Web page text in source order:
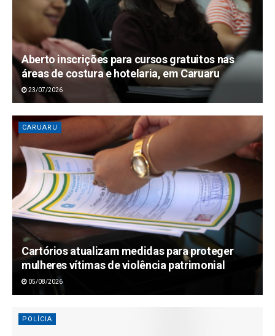
Aberto inscrições para cursos gratuitos nas
áreas de costura e hotelaria, em Caruaru
23/07/2026
CARUARU
Cartórios atualizam medidas para proteger
mulheres vítimas de violência patrimonial
05/08/2026
POLÍCIA